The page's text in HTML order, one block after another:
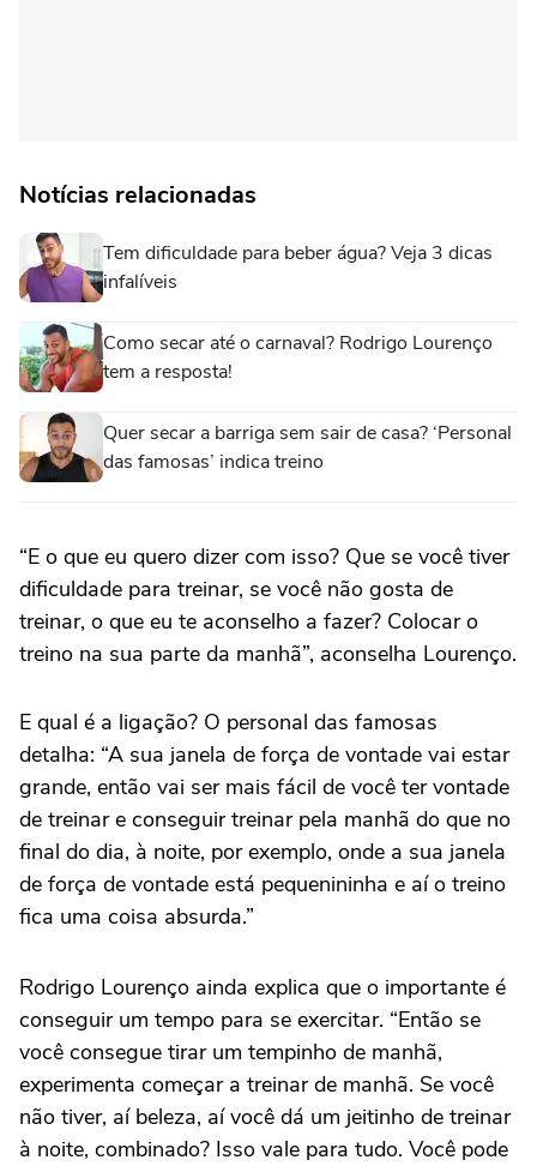
Notícias relacionadas
Tem dificuldade para beber água? Veja 3 dicas
infalíveis
Como secar até o carnaval? Rodrigo Lourenço
tem a resposta!
Quer secar a barriga sem sair de casa? ‘Personal
das famosas’ indica treino
“E o que eu quero dizer com isso? Que se você tiver
dificuldade para treinar, se você não gosta de
treinar, o que eu te aconselho a fazer? Colocar o
treino na sua parte da manhã”, aconselha Lourenço.
E qual é a ligação? O personal das famosas
detalha: “A sua janela de força de vontade vai estar
grande, então vai ser mais fácil de você ter vontade
de treinar e conseguir treinar pela manhã do que no
final do dia, à noite, por exemplo, onde a sua janela
de força de vontade está pequenininha e aí o treino
fica uma coisa absurda.”
Rodrigo Lourenço ainda explica que o importante é
conseguir um tempo para se exercitar. “Então se
você consegue tirar um tempinho de manhã,
experimenta começar a treinar de manhã. Se você
não tiver, aí beleza, aí você dá um jeitinho de treinar
à noite, combinado? Isso vale para tudo. Você pode